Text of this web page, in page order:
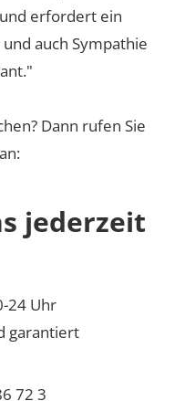
erfordert ein
auch Sympathie
Dann rufen Sie
jederzeit
24 Uhr
garantiert
72 3